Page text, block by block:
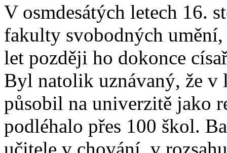
V osmdesátých letech 16.
fakulty svobodných
let později ho dokonce
Byl natolik uznávaný, že v
působil na univerzitě jako
podléhalo přes 100 škol.
učitele v chování, v